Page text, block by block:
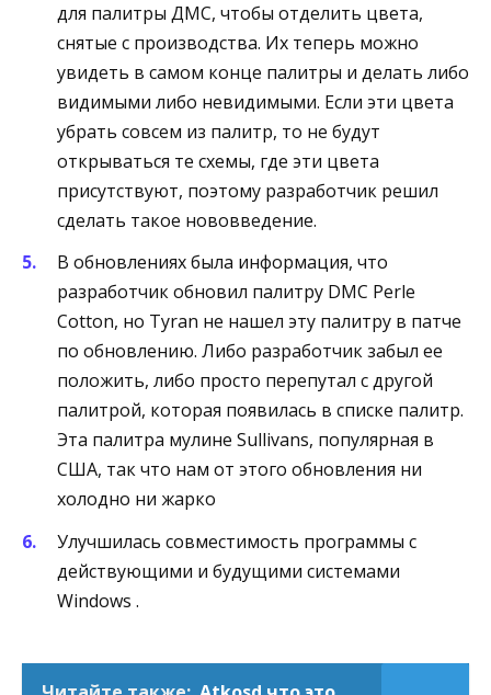
для палитры ДМС, чтобы отделить цвета,
снятые с производства. Их теперь можно
увидеть в самом конце палитры и делать либо
видимыми либо невидимыми. Если эти цвета
убрать совсем из палитр, то не будут
открываться те схемы, где эти цвета
присутствуют, поэтому разработчик решил
сделать такое нововведение.
В обновлениях была информация, что
разработчик обновил палитру DMC Perle
Cotton, но Tyran не нашел эту палитру в патче
по обновлению. Либо разработчик забыл ее
положить, либо просто перепутал с другой
палитрой, которая появилась в списке палитр.
Эта палитра мулине Sullivans, популярная в
США, так что нам от этого обновления ни
холодно ни жарко
Улучшилась совместимость программы с
действующими и будущими системами
Windows .